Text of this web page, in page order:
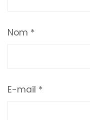
Nom *
E-mail *